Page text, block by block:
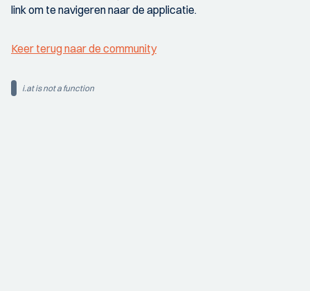
link om te navigeren naar de applicatie.
Keer terug naar de community
i.at is not a function